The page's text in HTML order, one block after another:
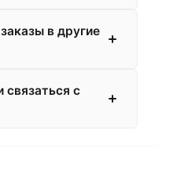
в другие
связаться с